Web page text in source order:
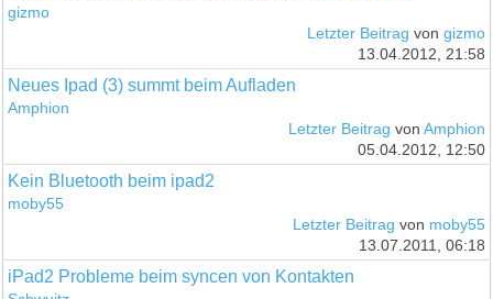
gizmo
Letzter Beitrag von gizmo
13.04.2012, 21:58
Neues Ipad (3) summt beim Aufladen
Amphion
Letzter Beitrag von Amphion
05.04.2012, 12:50
Kein Bluetooth beim ipad2
moby55
Letzter Beitrag von moby55
13.07.2011, 06:18
iPad2 Probleme beim syncen von Kontakten